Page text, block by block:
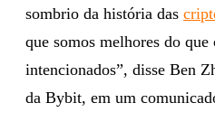
sombrio da história das
que somos melhores do que
intencionados”, disse Ben
da Bybit, em um